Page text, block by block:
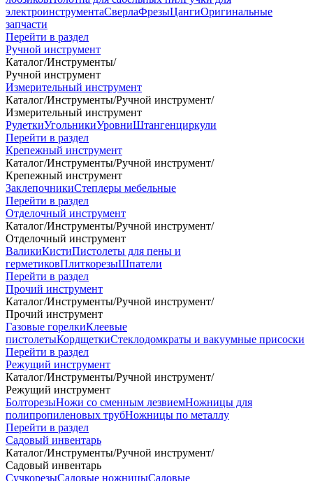
электроинструментаСверлаФрезыЦангиОригинальные
запчасти
Перейти в раздел
Ручной инструмент
Каталог/Инструменты/
Ручной инструмент
Измерительный инструмент
Каталог/Инструменты/Ручной инструмент/
Измерительный инструмент
РулеткиУгольникиУровниШтангенциркули
Перейти в раздел
Крепежный инструмент
Каталог/Инструменты/Ручной инструмент/
Крепежный инструмент
ЗаклепочникиСтеплеры мебельные
Перейти в раздел
Отделочный инструмент
Каталог/Инструменты/Ручной инструмент/
Отделочный инструмент
ВаликиКистиПистолеты для пены и
герметиковПлиткорезыШпатели
Перейти в раздел
Прочий инструмент
Каталог/Инструменты/Ручной инструмент/
Прочий инструмент
Газовые горелкиКлеевые
пистолетыКордщеткиСтеклодомкраты и вакуумные присоски
Перейти в раздел
Режущий инструмент
Каталог/Инструменты/Ручной инструмент/
Режущий инструмент
БолторезыНожи со сменным лезвиемНожницы для
полипропиленовых трубНожницы по металлу
Перейти в раздел
Садовый инвентарь
Каталог/Инструменты/Ручной инструмент/
Садовый инвентарь
СучкорезыСадовые ножницыСадовые